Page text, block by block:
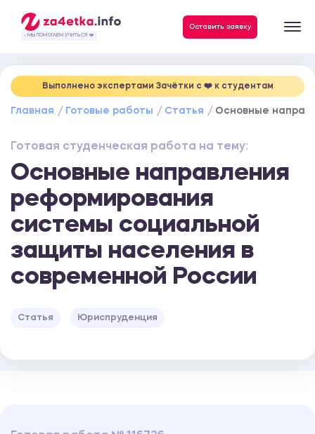
- МЫ ПОМОГАЕМ УЧИТЬСЯ ❤️
Оставить заявку
Выполнено экспертами Зачётки c ❤️ к студентам
Главная Готовые работы Статья Основные
Готовая студенческая работа на тему:
Основные направления
реформирования
системы социальной
защиты населения в
современной России
Статья Юриспруденция